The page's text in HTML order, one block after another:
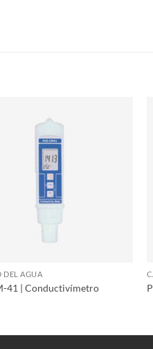
DEL AGUA
41 | Conductivímetro